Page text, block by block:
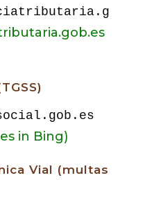
in Bing)
Vial (multas